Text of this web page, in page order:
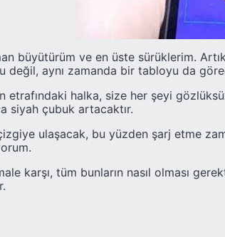
büyütürüm ve en üste sürüklerim.
değil, aynı zamanda bir tabloyu da
etrafındaki halka, size her şeyi
siyah çubuk artacaktır.
çizgiye ulaşacak, bu yüzden şarj etme
karşı, tüm bunların nasıl olması